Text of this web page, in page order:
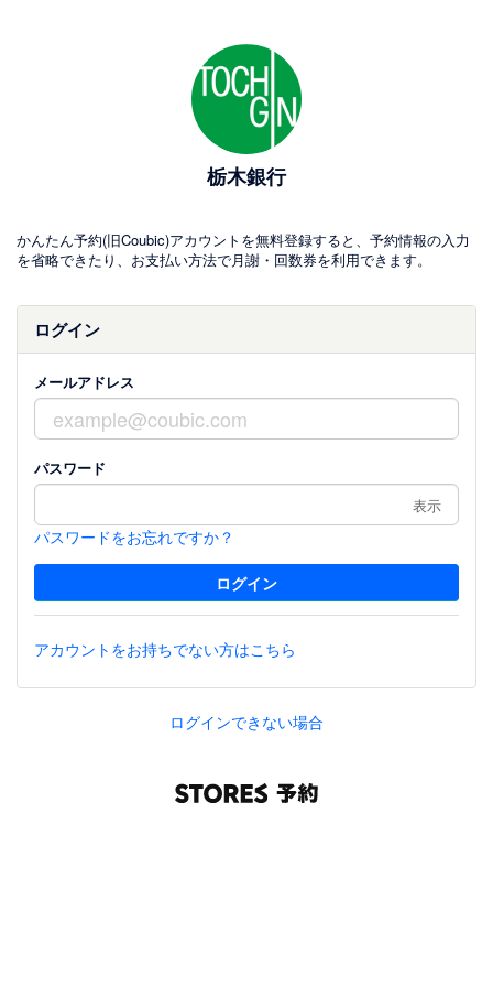
栃木銀行
かんたん予約(旧Coubic)アカウントを無料登録すると、予約情報の入力
を省略できたり、お支払い方法で月謝・回数券を利用できます。
ログイン
メールアドレス
パスワード
表示
パスワードをお忘れですか？
アカウントをお持ちでない方はこちら
ログインできない場合